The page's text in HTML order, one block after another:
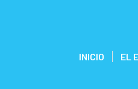
INICIO EL